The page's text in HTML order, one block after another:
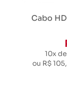
Cabo
10x
ou R$